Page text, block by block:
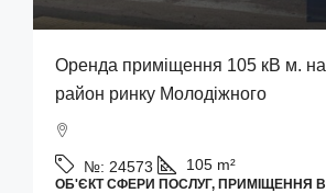
Оренда приміщення 105 кВ м. на
район ринку Молодіжного
№: 24573 105 m²
ОБ'ЄКТ СФЕРИ ПОСЛУГ, ПРИМІЩЕННЯ